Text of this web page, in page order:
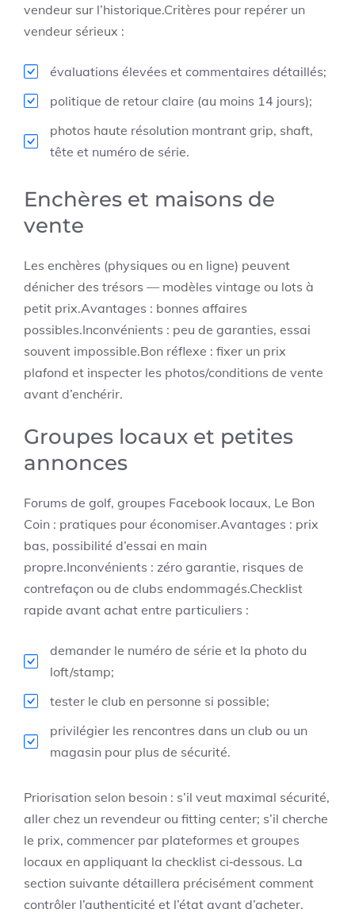
vendeur sur l’historique.Critères pour repérer un
vendeur sérieux :
évaluations élevées et commentaires détaillés;
politique de retour claire (au moins 14 jours);
photos haute résolution montrant grip, shaft,
tête et numéro de série.
Enchères et maisons de
vente
Les enchères (physiques ou en ligne) peuvent
dénicher des trésors — modèles vintage ou lots à
petit prix.Avantages : bonnes affaires
possibles.Inconvénients : peu de garanties, essai
souvent impossible.Bon réflexe : fixer un prix
plafond et inspecter les photos/conditions de vente
avant d’enchérir.
Groupes locaux et petites
annonces
Forums de golf, groupes Facebook locaux, Le Bon
Coin : pratiques pour économiser.Avantages : prix
bas, possibilité d’essai en main
propre.Inconvénients : zéro garantie, risques de
contrefaçon ou de clubs endommagés.Checklist
rapide avant achat entre particuliers :
demander le numéro de série et la photo du
loft/stamp;
tester le club en personne si possible;
privilégier les rencontres dans un club ou un
magasin pour plus de sécurité.
Priorisation selon besoin : s’il veut maximal sécurité,
aller chez un revendeur ou fitting center; s’il cherche
le prix, commencer par plateformes et groupes
locaux en appliquant la checklist ci‑dessous. La
section suivante détaillera précisément comment
contrôler l’authenticité et l’état avant d’acheter.